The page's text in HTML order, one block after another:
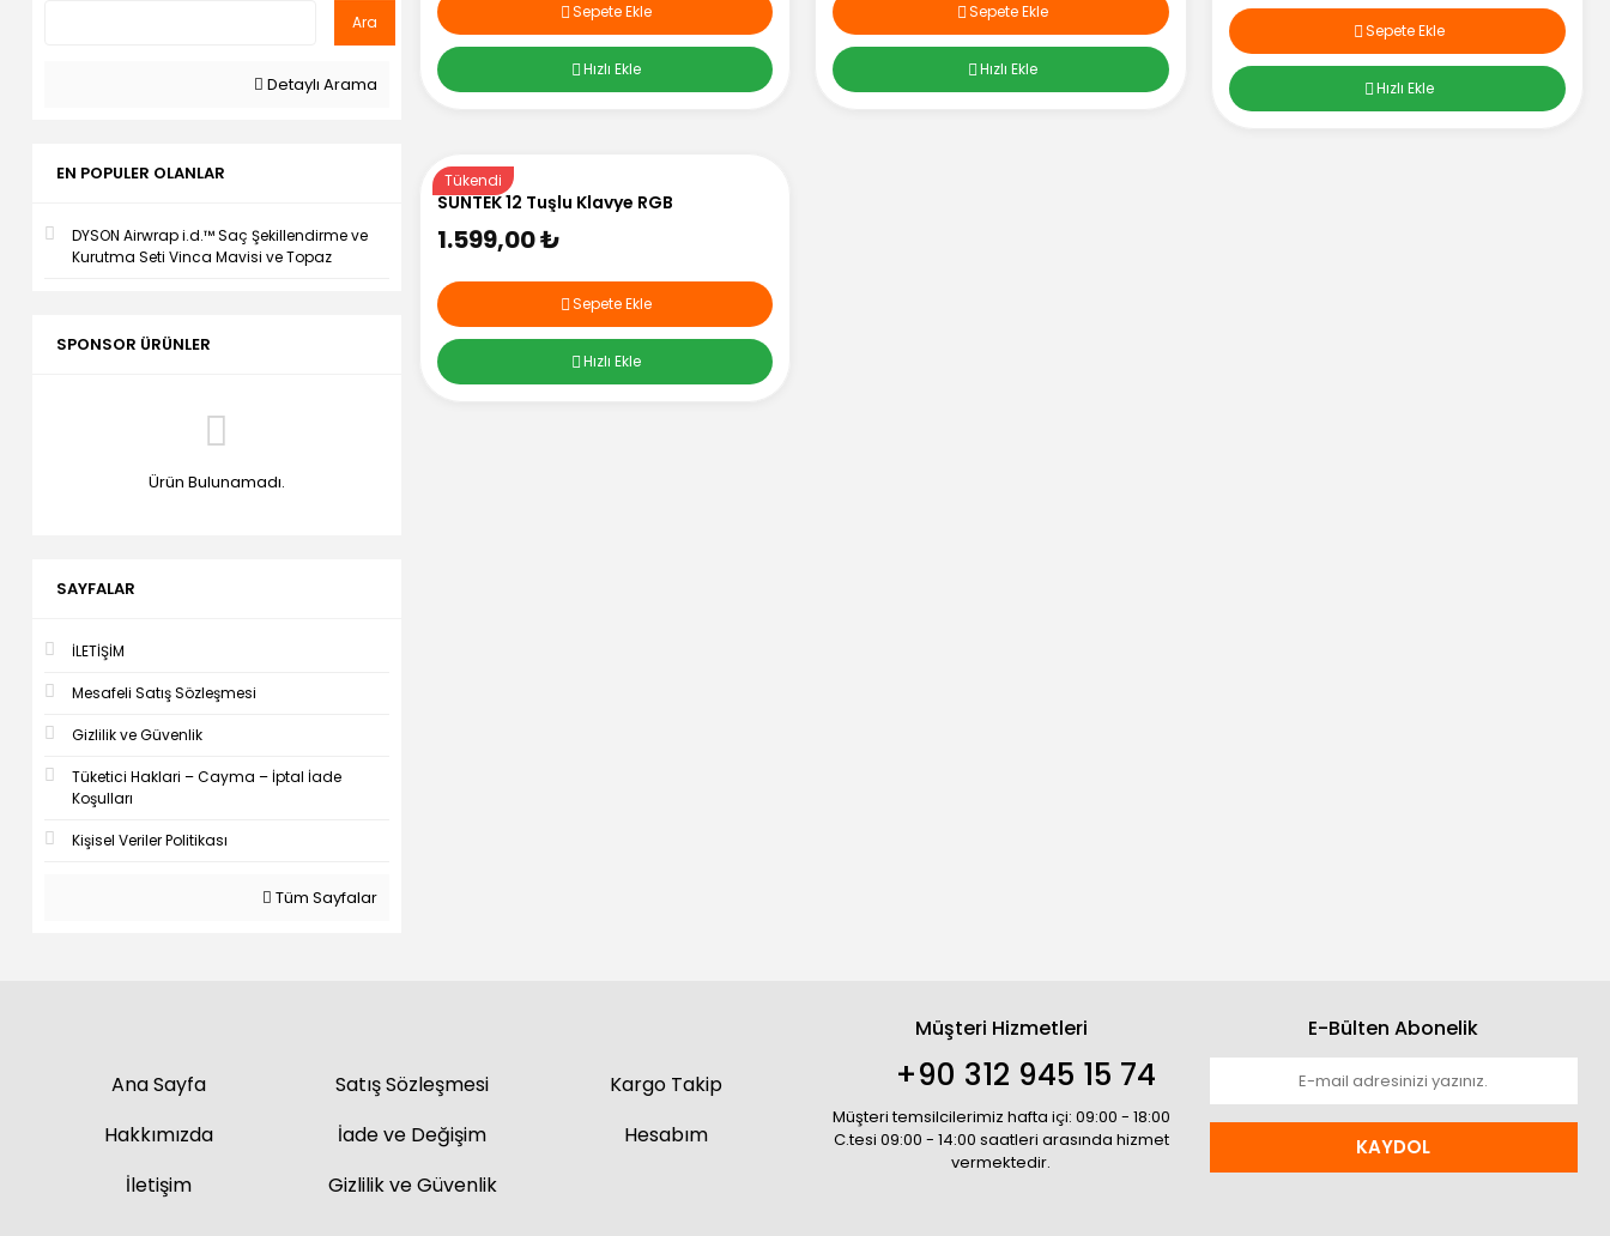
Ara
Detaylı Arama
EN POPULER OLANLAR
DYSON Airwrap i.d.™ Saç Şekillendirme ve
Kurutma Seti Vinca Mavisi ve Topaz
SPONSOR ÜRÜNLER
Ürün Bulunamadı.
SAYFALAR
İLETİŞİM
Mesafeli Satış Sözleşmesi
Gizlilik ve Güvenlik
Tüketici Haklari – Cayma – İptal İade
Koşulları
Kişisel Veriler Politikası
Tüm Sayfalar
Sepete Ekle
Hızlı Ekle
Sepete Ekle
Hızlı Ekle
Sepete Ekle
Hızlı Ekle
Tükendi
SUNTEK 12 Tuşlu Klavye RGB
1.599,00 ₺
Sepete Ekle
Hızlı Ekle
Ana Sayfa
Hakkımızda
İletişim
Satış Sözleşmesi
İade ve Değişim
Gizlilik ve Güvenlik
Kargo Takip
Hesabım
Müşteri Hizmetleri
+90 312 945 15 74
Müşteri temsilcilerimiz hafta içi: 09:00 - 18:00
C.tesi 09:00 - 14:00 saatleri arasında hizmet
vermektedir.
E-Bülten Abonelik
KAYDOL